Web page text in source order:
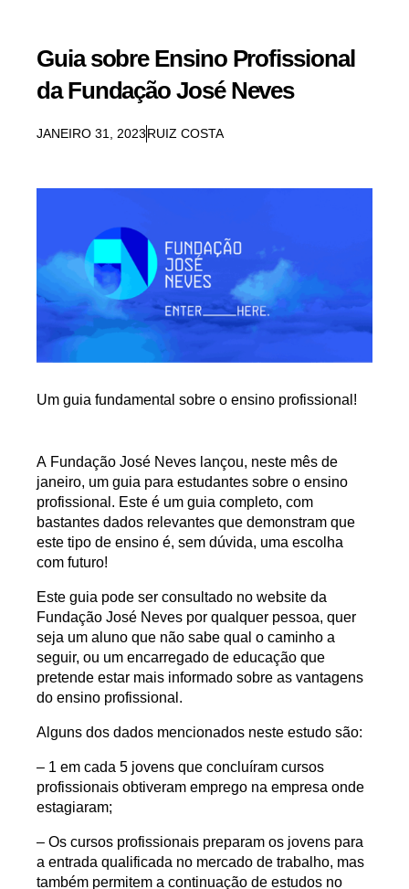
Guia sobre Ensino Profissional
da Fundação José Neves
JANEIRO 31, 2023RUIZ COSTA
Um guia fundamental sobre o ensino profissional!
A Fundação José Neves lançou, neste mês de
janeiro, um guia para estudantes sobre o ensino
profissional . Este é um guia completo, com
bastantes dados relevantes que demonstram que
este tipo de ensino é, sem dúvida, uma escolha
com futuro!
Este guia pode ser consultado no website da
Fundação José Neves por qualquer pessoa, quer
seja um aluno que não sabe qual o caminho a
seguir, ou um encarregado de educação que
pretende estar mais informado sobre as vantagens
do ensino profissional.
Alguns dos dados mencionados neste estudo são:
– 1 em cada 5 jovens que concluíram cursos
profissionais obtiveram emprego na empresa onde
estagiaram;
– Os cursos profissionais preparam os jovens para
a entrada qualificada no mercado de trabalho, mas
também permitem a continuação de estudos no